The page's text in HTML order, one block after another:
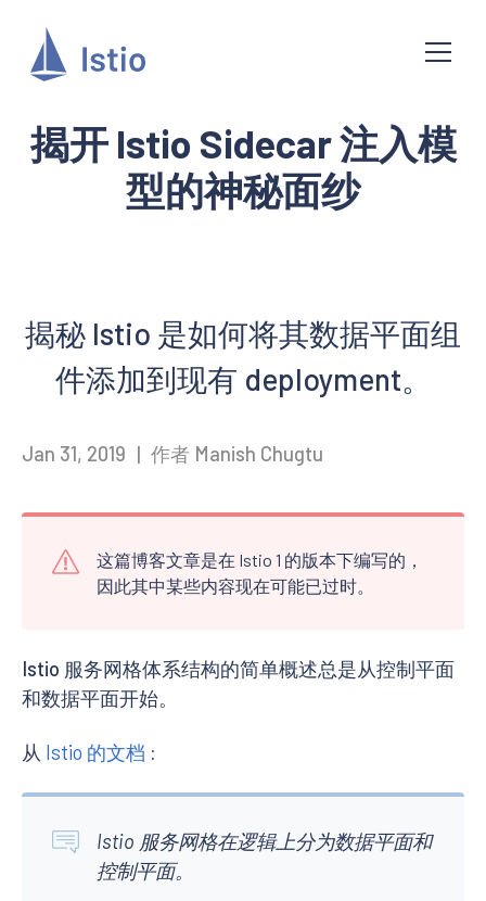
揭开 Istio Sidecar 注入模
型的神秘面纱
揭秘 Istio 是如何将其数据平面组
件添加到现有 deployment。
Jan 31, 2019 | 作者 Manish Chugtu
这篇博客文章是在 Istio 1 的版本下编写的，
因此其中某些内容现在可能已过时。
Istio 服务网格体系结构的简单概述总是从控制平面
和数据平面开始。
从 Istio 的文档 :
Istio 服务网格在逻辑上分为数据平面和
控制平面。